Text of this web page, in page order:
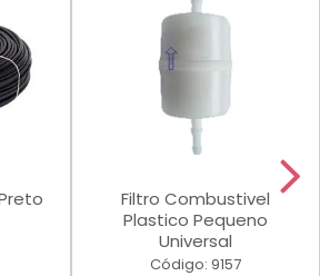
Filtro Combustivel
Plastico Pequeno
Universal
Código: 9157